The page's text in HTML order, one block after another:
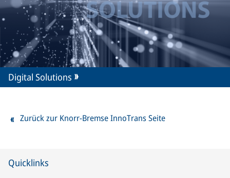
Digital Solutions
Zurück zur Knorr-Bremse InnoTrans Seite
Quicklinks